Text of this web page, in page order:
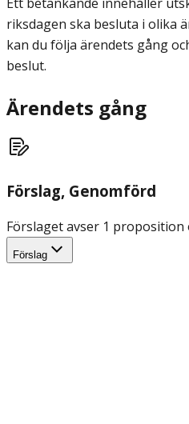
riksdagen ska besluta i olika
kan du följa ärendets gång
beslut.
Ärendets gång
Förslag, Genomförd
Förslaget avser 1 proposition
Förslag